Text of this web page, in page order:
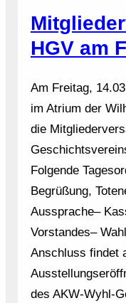
HGV am
Am Freitag,
im Atrium der
die
Folgende
Begrüßung,
Aussprache–
Vorstandes–
Anschluss findet
des AKW-Wyhl-